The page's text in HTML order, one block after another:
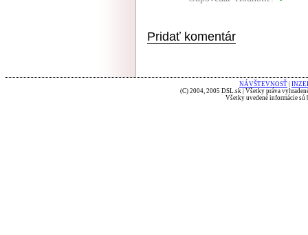
Pridať komentár
NÁVŠTEVNOSŤ
(C) 2004, 2005 DSL.sk | Všetky práva
Všetky uvedené informácie sú